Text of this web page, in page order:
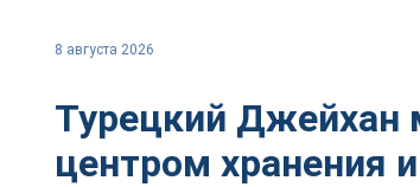
8 августа 2026
Турецкий Джейхан
центром хранения